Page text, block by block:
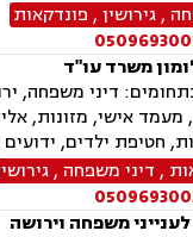
,גירושין, פונדקאות
משרד עו"ד
דיני משפחה,
אישי, מזונות,
חטיפת ילדים,
, דיני משפחה ,
משפחה וירושה